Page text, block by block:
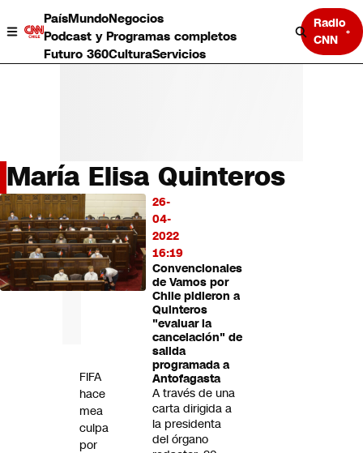
PaísMundoNegocios
Podcast y Programas completos
Futuro 360CulturaServicios
Radio
CNN
País
Mundo
Negocios
Deportes
Programas completos
Cultura
María Elisa Quinteros
26-
04-
2022
16:19
Convencionales
de Vamos por
Chile pidieron a
Quinteros
"evaluar la
cancelación" de
salida
programada a
Antofagasta
A través de una
carta dirigida a
la presidenta
del órgano
LO
MÁS
LEÍDO
FIFA
hace
mea
culpa
por